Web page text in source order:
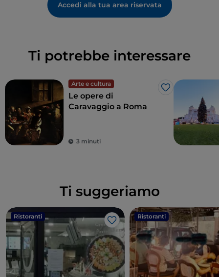
Accedi alla tua area riservata
Ti potrebbe interessare
Arte e cultura
Like
Le opere di
Caravaggio a Roma
3 minuti
Ti suggeriamo
Ristoranti
Like
Ristoranti